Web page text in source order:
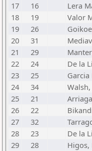
17
16 Lera
18
19 Valor
19
26
20
31
21
29
22
24 De la
23
25 Garcia
24
34
25
21
26
22
27
32
28
23 De la
29
28 Higos,